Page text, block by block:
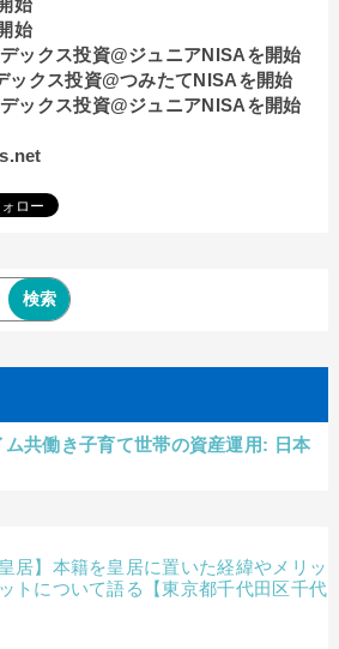
始
始
ックス投資@ジュニアNISAを開始
ックス投資@つみたてNISAを開始
ックス投資@ジュニアNISAを開始
共働き子育て世帯の資産運用: 日本
居】本籍を皇居に置いた経緯やメリッ
トについて語る【東京都千代田区千代